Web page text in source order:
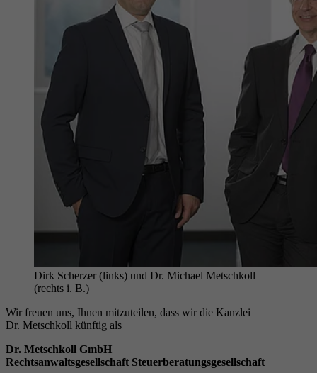
Dirk Scherzer (links) und Dr. Michael Metschkoll
(rechts i. B.)
Wir freuen uns, Ihnen mitzuteilen, dass wir die Kanzlei
Dr. Metschkoll künftig als
Dr. Metschkoll GmbH
Rechtsanwaltsgesellschaft Steuerberatungsgesellschaft